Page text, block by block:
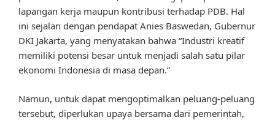
lapangan kerja maupun kontribusi terhadap PDB. Hal
ini sejalan dengan pendapat Anies Baswedan, Gubernur
DKI Jakarta, yang menyatakan bahwa “Industri kreatif
memiliki potensi besar untuk menjadi salah satu pilar
ekonomi Indonesia di masa depan.”
Namun, untuk dapat mengoptimalkan peluang-peluang
tersebut, diperlukan upaya bersama dari pemerintah,